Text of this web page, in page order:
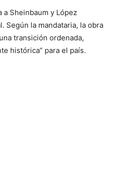
Sheinbaum y López
Según la mandataria, la obra
transición ordenada,
histórica” para el país.